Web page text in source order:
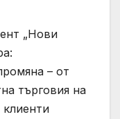
„Нови
– от
търговия на